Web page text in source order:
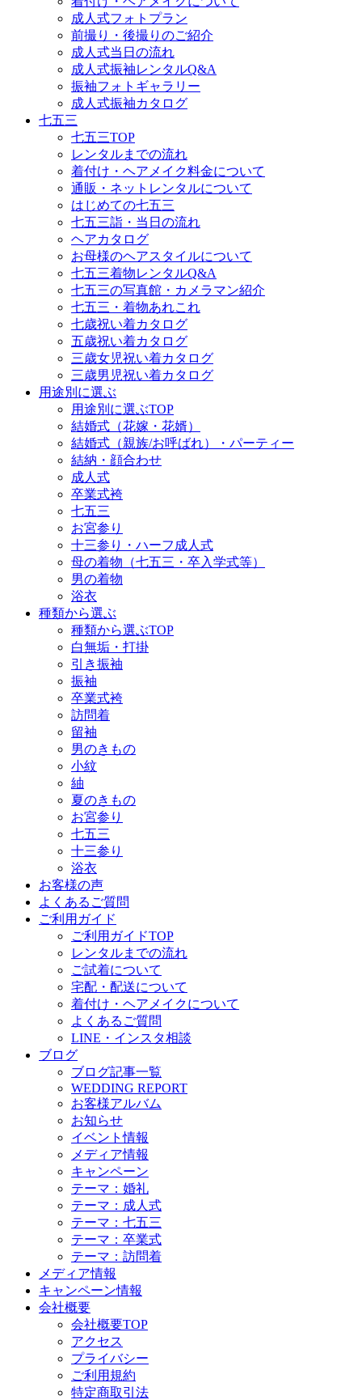
成人式フォトプラン
前撮り・後撮りのご紹介
成人式当日の流れ
成人式振袖レンタルQ&A
振袖フォトギャラリー
成人式振袖カタログ
七五三
七五三TOP
レンタルまでの流れ
着付け・ヘアメイク料金について
通販・ネットレンタルについて
はじめての七五三
七五三詣・当日の流れ
ヘアカタログ
お母様のヘアスタイルについて
七五三着物レンタルQ&A
七五三の写真館・カメラマン紹介
七五三・着物あれこれ
七歳祝い着カタログ
五歳祝い着カタログ
三歳女児祝い着カタログ
三歳男児祝い着カタログ
用途別に選ぶ
用途別に選ぶTOP
結婚式（花嫁・花婿）
結婚式（親族/お呼ばれ）・パーティー
結納・顔合わせ
成人式
卒業式袴
七五三
お宮参り
十三参り・ハーフ成人式
母の着物（七五三・卒入学式等）
男の着物
浴衣
種類から選ぶ
種類から選ぶTOP
白無垢・打掛
引き振袖
振袖
卒業式袴
訪問着
留袖
男のきもの
小紋
紬
夏のきもの
お宮参り
七五三
十三参り
浴衣
お客様の声
よくあるご質問
ご利用ガイド
ご利用ガイドTOP
レンタルまでの流れ
ご試着について
宅配・配送について
着付け・ヘアメイクについて
よくあるご質問
LINE・インスタ相談
ブログ
ブログ記事一覧
WEDDING REPORT
お客様アルバム
お知らせ
イベント情報
メディア情報
キャンペーン
テーマ：婚礼
テーマ：成人式
テーマ：七五三
テーマ：卒業式
テーマ：訪問着
メディア情報
キャンペーン情報
会社概要
会社概要TOP
アクセス
プライバシー
ご利用規約
特定商取引法